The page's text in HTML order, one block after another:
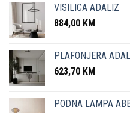
VISILICA ADALIZ
884,00 KM
PLAFONJERA
623,70 KM
PODNA LAMPA